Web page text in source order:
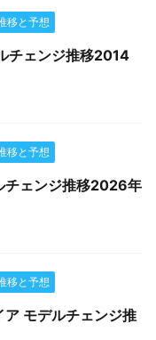
移と予想
チェンジ推移2014
移と予想
チェンジ推移2026年
移と予想
ア モデルチェンジ推